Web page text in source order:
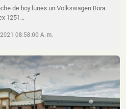
de hoy lunes un Volkswagen Bora
1251…
08:58:00 A. M.